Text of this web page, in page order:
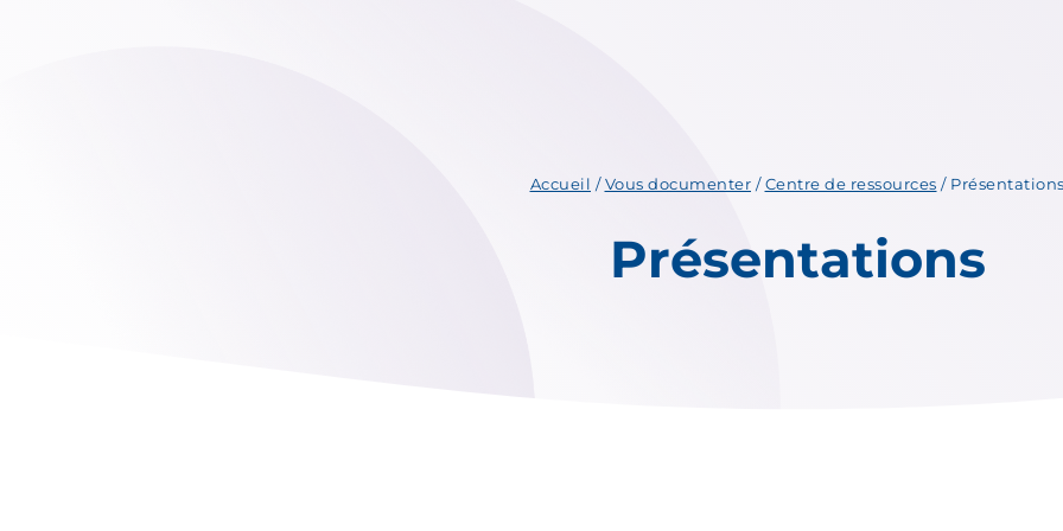
Accueil /Vous documenter /Centre de ressources /
Présentations